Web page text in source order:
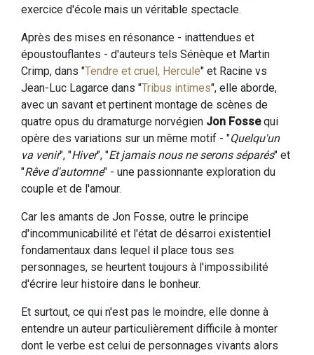
exercice d'école mais un véritable spectacle.
Après des mises en résonance - inattendues et
époustouflantes - d'auteurs tels Sénèque et Martin
Crimp, dans "Tendre et cruel, Hercule" et Racine vs
Jean-Luc Lagarce dans "Tribus intimes", elle aborde,
avec un savant et pertinent montage de scènes de
quatre opus du dramaturge norvégien Jon Fossequi
opère des variations sur un même motif - "Quelqu'un
va venir", "Hiver", "Et jamais nous ne serons séparés" et
"Rêve d'automne" - une passionnante exploration du
couple et de l'amour.
Car les amants de Jon Fosse, outre le principe
d'incommunicabilité et l'état de désarroi existentiel
fondamentaux dans lequel il place tous ses
personnages, se heurtent toujours à l'impossibilité
d'écrire leur histoire dans le bonheur.
Et surtout, ce qui n'est pas le moindre, elle donne à
entendre un auteur particulièrement difficile à monter
dont le verbe est celui de personnages vivants alors